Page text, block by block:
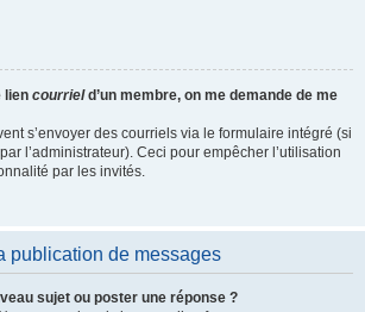
lien courrield’un membre, on me demande de me
s’envoyer des courriels via le formulaire intégré (si
l’administrateur). Ceci pour empêcher l’utilisation
par les invités.
publication de messages
sujet ou poster une réponse ?